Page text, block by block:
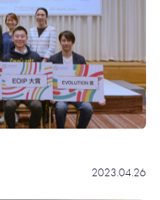
2023.04.26